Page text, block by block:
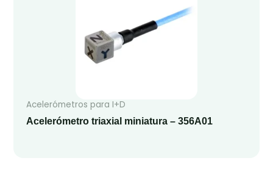
Acelerómetros para I+D
Acelerómetro triaxial miniatura – 356A01